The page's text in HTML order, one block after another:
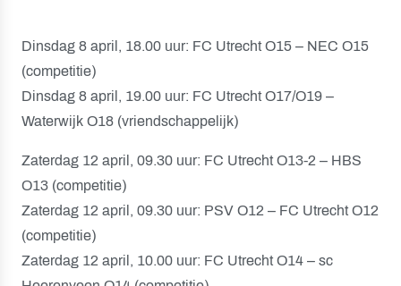
Dinsdag 8 april, 18.00 uur: FC Utrecht O15 – NEC O15
(competitie)
Dinsdag 8 april, 19.00 uur: FC Utrecht O17/O19 –
Waterwijk O18 (vriendschappelijk)
Zaterdag 12 april, 09.30 uur: FC Utrecht O13-2 – HBS
O13 (competitie)
Zaterdag 12 april, 09.30 uur: PSV O12 – FC Utrecht O12
(competitie)
Zaterdag 12 april, 10.00 uur: FC Utrecht O14 – sc